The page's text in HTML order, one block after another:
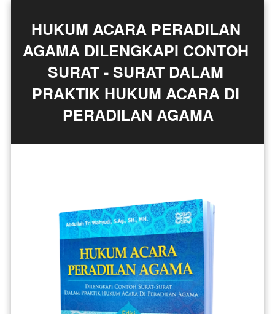
HUKUM ACARA PERADILAN
AGAMA DILENGKAPI CONTOH
SURAT - SURAT DALAM
PRAKTIK HUKUM ACARA DI
PERADILAN AGAMA